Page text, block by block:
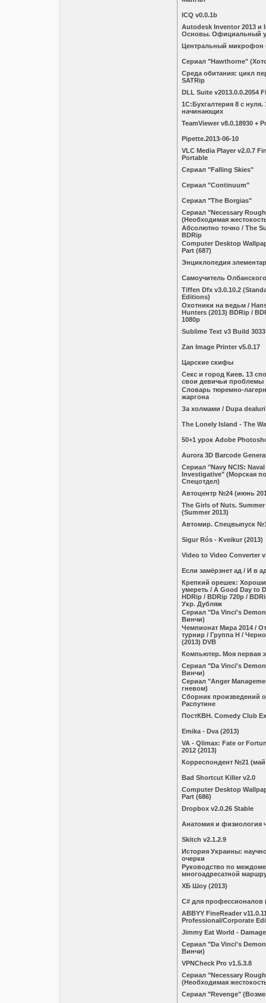
ICQ v0.0.1b
Autodesk Inventor 2013 и
Основы. Официальный
Центральный микрофон
Сериал "Hawthorne"
Среда обитания: цикл
SATRip
DLL Suite v2013.0.0.2054
1С:Бухгалтерия 8 с нуля.
начинающих
TeamViewer v8.0.18930 +
Pipette.2013-06-10
VLC Media Player v2.0.7
Portable
Сериал "Falling Skies"
Сериал "Continuum"
Сериал "The Borgias"
Сериал "Necessary
(Необходимая
Абсолютно точно / The
BDRip
Computer Desktop
Part (687)
Энциклопедия
Самоучитель Олбанского
Tiffen Dfx v3.0.10.2
Editions)
Охотники на ведьм /
Hunters (2013) BDRip /
1080p
Sublime Text v3 Build
Zan Image Printer v5.0.17
Царские скифы
Секс и город Киев. 13
свои девичьи проблемы
Словарь тюремно-
жаргона
За холмами / Dupa dealuri
The Lonely Island - The
50+1 урок Adobe
Aurora 3D Barcode
Сериал "Navy NCIS:
Investigative" (Морская
Спецотдел)
Автоцентр №24 (июнь
The Girls of Nuts. Summer
(Summer 2013)
Автомир. Спецвыпуск
Sigur Rós - Kveikur (2013)
Video to Video Converter
Если замёрзнет ад / И в
Крепкий орешек:
умереть / A Good Day to
HDRip / BDRip 720p /
Укр. Дубляж
Сериал "Da Vinci's
Винчи)
Чемпионат Мира 2014 /
турнир / Группа Н /
(2013) DVB
Компьютер. Моя первая
Сериал "Da Vinci's
Винчи)
Сериал "Anger
гневом)
Сборник произведений
Распутине
ПостКВН. Comedy Club
Emika - Dva (2013)
VA - Qlimax: Fate or
2012 (2013)
Корреспондент №21 (май
Bad Shortcut Killer v2.0
Computer Desktop
Part (686)
Dropbox v2.0.26 Stable
Анатомия и физиология
Skitch v2.1.2.9
История Украины:
очерки
Руководство по
многоадресатной
ХБ Шоу (2013)
C# для профессионалов
ABBYY FineReader
Professional/Corporate
Jimmy Eat World -
Сериал "Da Vinci's
Винчи)
VPNCheck Pro v1.5.3.8
Сериал "Necessary
(Необходимая
Сериал "Revenge"